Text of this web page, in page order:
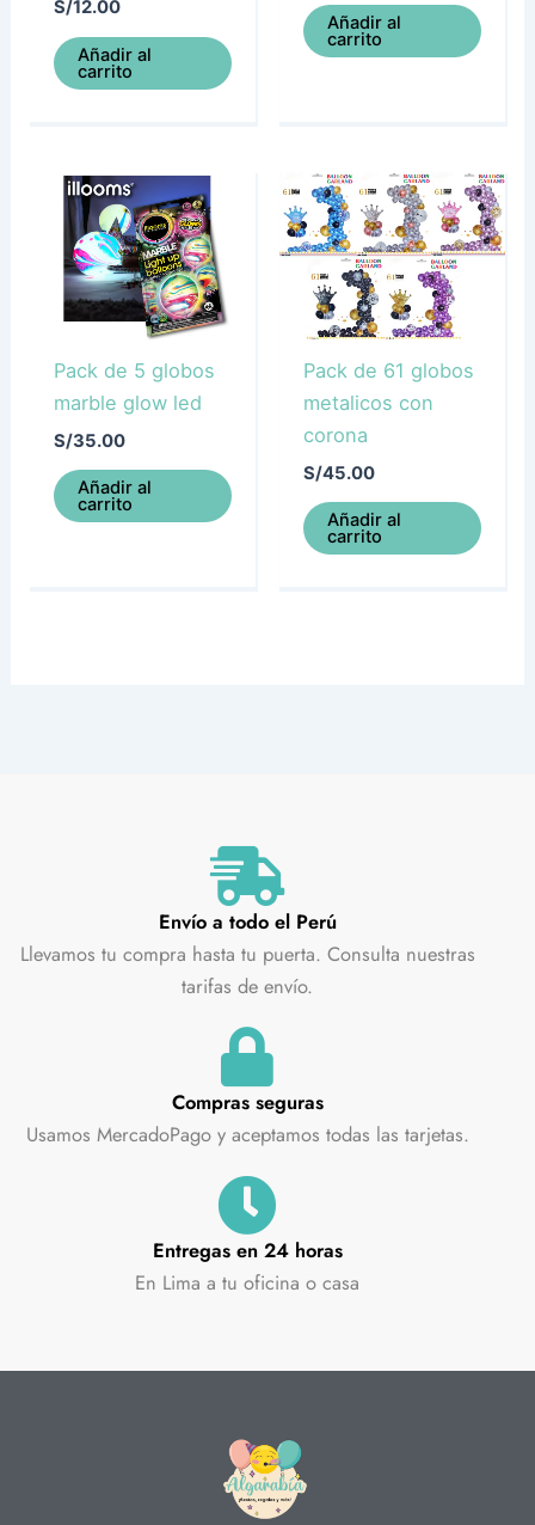
S/12.00
Añadir al
carrito
Añadir al
carrito
Pack de 5 globos
marble glow led
S/35.00
Añadir al
carrito
Pack de 61 globos
metalicos con
corona
S/45.00
Añadir al
carrito
Envío a todo el Perú
Llevamos tu compra hasta tu puerta. Consulta nuestras
tarifas de envío.
Compras seguras
Usamos MercadoPago y aceptamos todas las tarjetas.
Entregas en 24 horas
En Lima a tu oficina o casa